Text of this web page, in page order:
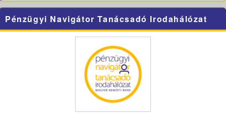
Pénzügyi Navigátor Tanácsadó Irodahálózat